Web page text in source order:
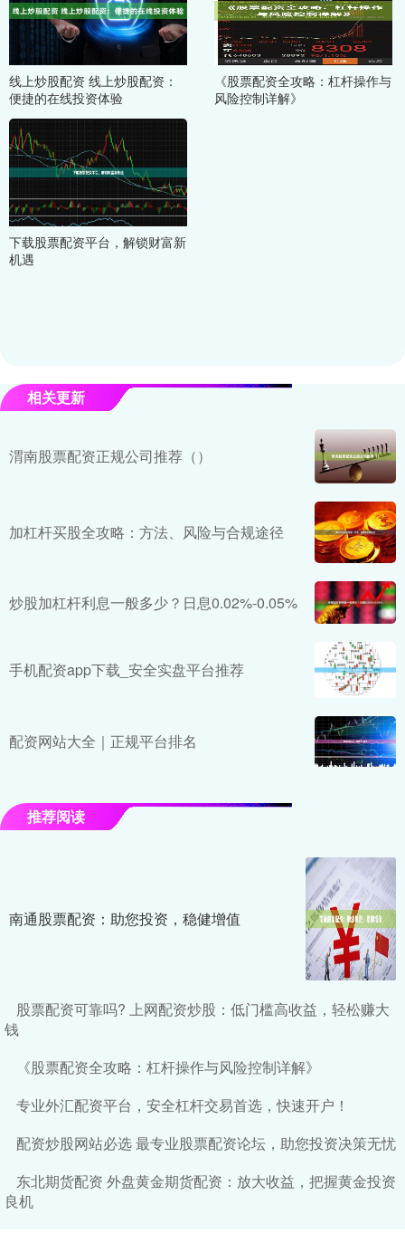
线上炒股配资 线上炒股配资：
便捷的在线投资体验
《股票配资全攻略：杠杆操作与
风险控制详解》
下载股票配资平台，解锁财富新
机遇
相关更新
渭南股票配资正规公司推荐（）
加杠杆买股全攻略：方法、风险与合规途径
炒股加杠杆利息一般多少？日息0.02%-0.05%
手机配资app下载_安全实盘平台推荐
配资网站大全｜正规平台排名
推荐阅读
南通股票配资：助您投资，稳健增值
股票配资可靠吗? 上网配资炒股：低门槛高收益，轻松赚大
钱
《股票配资全攻略：杠杆操作与风险控制详解》
专业外汇配资平台，安全杠杆交易首选，快速开户！
配资炒股网站必选 最专业股票配资论坛，助您投资决策无忧
东北期货配资 外盘黄金期货配资：放大收益，把握黄金投资
良机